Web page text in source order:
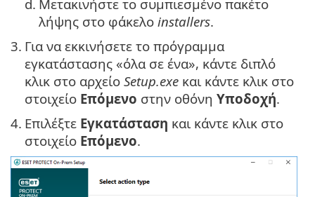
d. Μετακινήστε το συμπιεσμένο πακέτο
λήψης στο φάκελο installers.
3. Για να εκκινήσετε το πρόγραμμα
εγκατάστασης «όλα σε ένα», κάντε διπλό
κλικ στο αρχείο Setup.exe και κάντε κλικ στο
στοιχείο Επόμενο στην οθόνη Υποδοχή.
4. Επιλέξτε Εγκατάσταση και κάντε κλικ στο
στοιχείο Επόμενο.